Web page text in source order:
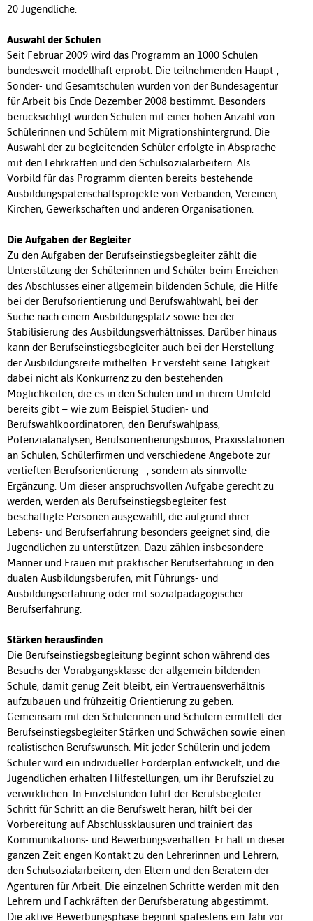
20 Jugendliche.
Auswahl der Schulen
Seit Februar 2009 wird das Programm an 1000 Schulen
bundesweit modellhaft erprobt. Die teilnehmenden Haupt-,
Sonder- und Gesamtschulen wurden von der Bundesagentur
für Arbeit bis Ende Dezember 2008 bestimmt. Besonders
berücksichtigt wurden Schulen mit einer hohen Anzahl von
Schülerinnen und Schülern mit Migrationshintergrund. Die
Auswahl der zu begleitenden Schüler erfolgte in Absprache
mit den Lehrkräften und den Schulsozialarbeitern. Als
Vorbild für das Programm dienten bereits bestehende
Ausbildungspatenschaftsprojekte von Verbänden, Vereinen,
Kirchen, Gewerkschaften und anderen Organisationen.
Die Aufgaben der Begleiter
Zu den Aufgaben der Berufseinstiegsbegleiter zählt die
Unterstützung der Schülerinnen und Schüler beim Erreichen
des Abschlusses einer allgemein bildenden Schule, die Hilfe
bei der Berufsorientierung und Berufswahlwahl, bei der
Suche nach einem Ausbildungsplatz sowie bei der
Stabilisierung des Ausbildungsverhältnisses. Darüber hinaus
kann der Berufseinstiegsbegleiter auch bei der Herstellung
der Ausbildungsreife mithelfen. Er versteht seine Tätigkeit
dabei nicht als Konkurrenz zu den bestehenden
Möglichkeiten, die es in den Schulen und in ihrem Umfeld
bereits gibt – wie zum Beispiel Studien- und
Berufswahlkoordinatoren, den Berufswahlpass,
Potenzialanalysen, Berufsorientierungsbüros, Praxisstationen
an Schulen, Schülerfirmen und verschiedene Angebote zur
vertieften Berufsorientierung –, sondern als sinnvolle
Ergänzung. Um dieser anspruchsvollen Aufgabe gerecht zu
werden, werden als Berufseinstiegsbegleiter fest
beschäftigte Personen ausgewählt, die aufgrund ihrer
Lebens- und Berufserfahrung besonders geeignet sind, die
Jugendlichen zu unterstützen. Dazu zählen insbesondere
Männer und Frauen mit praktischer Berufserfahrung in den
dualen Ausbildungsberufen, mit Führungs- und
Ausbildungserfahrung oder mit sozialpädagogischer
Berufserfahrung.
Stärken herausfinden
Die Berufseinstiegsbegleitung beginnt schon während des
Besuchs der Vorabgangsklasse der allgemein bildenden
Schule, damit genug Zeit bleibt, ein Vertrauensverhältnis
aufzubauen und frühzeitig Orientierung zu geben.
Gemeinsam mit den Schülerinnen und Schülern ermittelt der
Berufseinstiegsbegleiter Stärken und Schwächen sowie einen
realistischen Berufswunsch. Mit jeder Schülerin und jedem
Schüler wird ein individueller Förderplan entwickelt, und die
Jugendlichen erhalten Hilfestellungen, um ihr Berufsziel zu
verwirklichen. In Einzelstunden führt der Berufsbegleiter
Schritt für Schritt an die Berufswelt heran, hilft bei der
Vorbereitung auf Abschlussklausuren und trainiert das
Kommunikations- und Bewerbungsverhalten. Er hält in dieser
ganzen Zeit engen Kontakt zu den Lehrerinnen und Lehrern,
den Schulsozialarbeitern, den Eltern und den Beratern der
Agenturen für Arbeit. Die einzelnen Schritte werden mit den
Lehrern und Fachkräften der Berufsberatung abgestimmt.
Die aktive Bewerbungsphase beginnt spätestens ein Jahr vor